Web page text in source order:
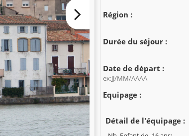
Région :
Durée du séjour :
Date de départ :
ex:JJ/MM/AAAA
Equipage :
Détail de l'équipage :